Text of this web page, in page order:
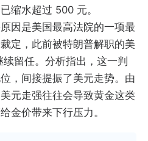
缩水超过 500 元。
因是美国最高法院的一项最
定，此前被特朗普解职的美
留任。分析指出，这一判
，间接提振了美元走势。由
元走强往往会导致黄金这类
金价带来下行压力。